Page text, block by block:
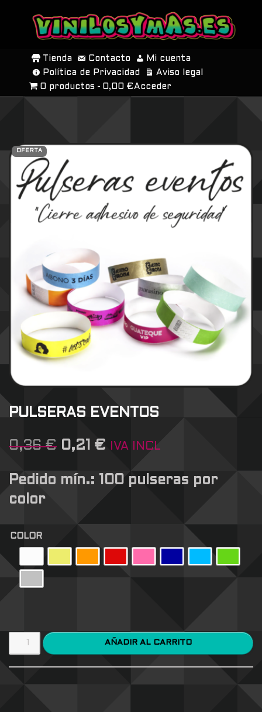
SALTAR
CONTENIDO
Tienda Contacto
Mi cuenta
Política de Privacidad
Aviso legal
0 productos
0,00 € Acceder
OFERTA
PULSERAS EVENTOS
0,36€ 0,21 € IVA INCL
Pedido mín.: 100 pulseras por
color
COLOR
AÑADIR AL CARRITO